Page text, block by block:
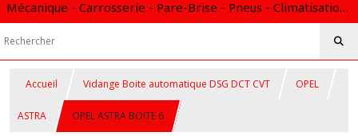
Mécanique - Carrosserie - Pare-Brise - Pneus - Climatisation - Entretien - Vidange Boite Auto - Boitier éthanol
Accueil Vidange Boite automatique DSG DCT CVT OPEL
ASTRA OPEL ASTRA BOITE 6